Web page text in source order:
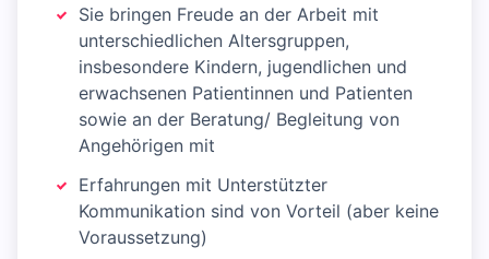
Sie bringen Freude an der Arbeit mit
unterschiedlichen Altersgruppen,
insbesondere Kindern, jugendlichen und
erwachsenen Patientinnen und Patienten
sowie an der Beratung/ Begleitung von
Angehörigen mit
Erfahrungen mit Unterstützter
Kommunikation sind von Vorteil (aber keine
Voraussetzung)